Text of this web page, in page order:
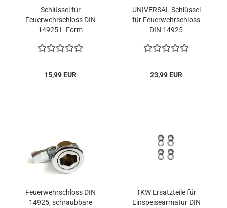
Schlüssel für
Feuerwehrschloss DIN
14925 L-Form
15,99 EUR
UNIVERSAL Schlüssel
für Feuerwehrschloss
DIN 14925
23,99 EUR
Feuerwehrschloss DIN
14925, schraubbare
TKW Ersatzteile für
Einspeisearmatur DIN